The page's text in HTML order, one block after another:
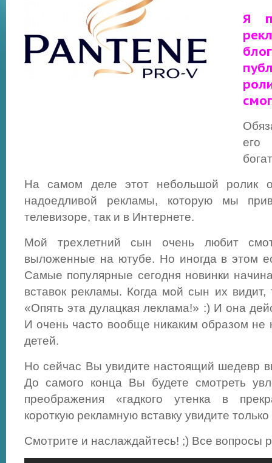
Я
его
На самом деле этот небольшой ролик
надоедливой рекламы, которую мы
телевизоре, так и в Интернете.
Мой трехлетний сын очень любит
выложенные на ютубе. Но иногда в этом
Самые популярные сегодня новинки
вставок рекламы. Когда мой сын их видит,
«Опять эта дулацкая леклама!» :) И она
И очень часто вообще никаким образом не
детей.
Но сейчас Вы увидите настоящий шедевр
До самого конца Вы будете смотреть
преображения «гадкого утенка в
короткую рекламную вставку увидите
Смотрите и наслаждайтесь! ;) Все вопросы